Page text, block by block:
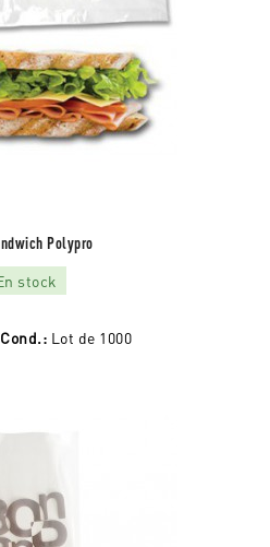
Polypro
stock
Cond.: Lot de 1000